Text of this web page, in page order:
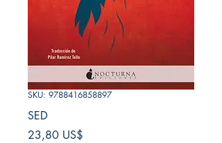
SKU: 9788416858897
SED
23,80 US$